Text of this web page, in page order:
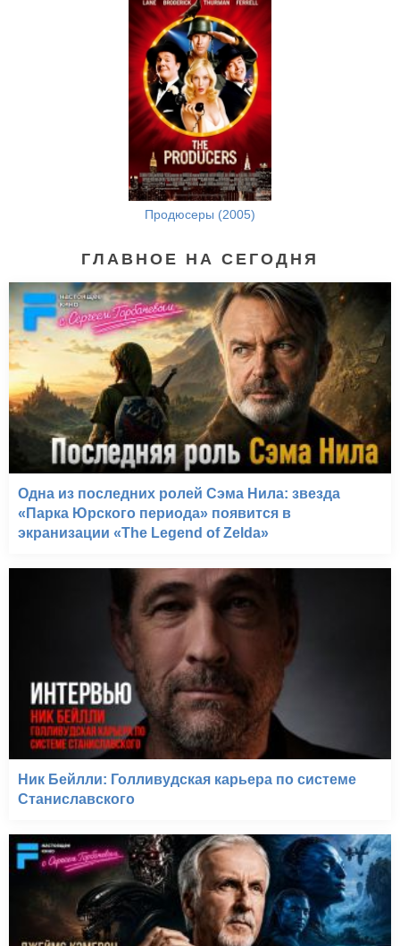
Продюсеры (2005)
ГЛАВНОЕ НА СЕГОДНЯ
Одна из последних ролей Сэма Нила: звезда
«Парка Юрского периода» появится в
экранизации «The Legend of Zelda»
Ник Бейлли: Голливудская карьера по системе
Станиславского